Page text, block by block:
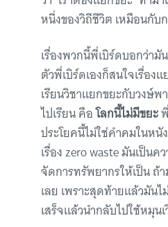
หนึ่งของวิถีชีวิต เหมือนกับ
เรื่องพวกนี้พี่เบิร์ดบอกว่ามั
ตัวพี่เบิร์ดเองก็สนใจเรื่อง
เรียนวิชาแยกขยะกับวงษ์
ไปเรียน คือโลกนี้ไม่มีขยะ
ประโยคนี้ไม่ใช่คำคมในหนั
เรื่อง zero waste มันเป็น
จัดการทรัพยากรให้เป็น ถ้
เลย เพราะสุดท้ายแล้วมัน
เสร็จแล้วนำกลับไปใช้หมุน